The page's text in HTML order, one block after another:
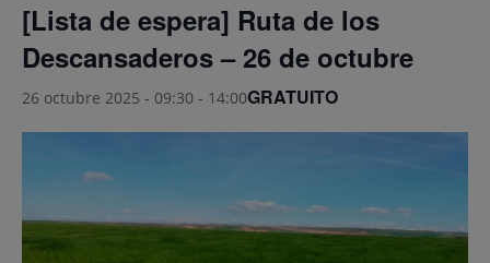
[Lista de espera] Ruta de los
Descansaderos – 26 de octubre
26 octubre 2025 - 09:30 - 14:00GRATUITO